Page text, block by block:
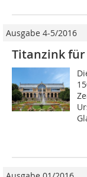
Ausgabe 4-5/2016
Titanzink für